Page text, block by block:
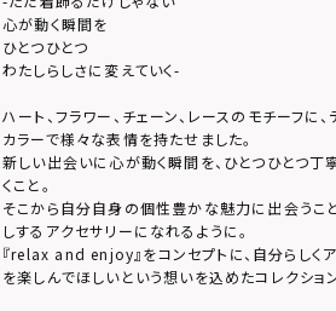
心が動く瞬間を
ひとつひとつ
わたしらしさに変えていく-
ハート、フラワー、チェーン、レースのモチーフに
カラーで様々な表情を持たせました。
新しい出会いに心が動く瞬間を、ひとつひとつ
くこと。
そこから自分自身の個性豊かな魅力に出会うこ
しするアクセサリーになれるように。
『relax and enjoy』をコンセプトに、自分らしく
を楽しんでほしいという想いを込めたコレクション